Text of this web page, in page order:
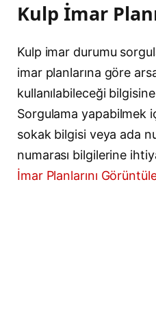
Kulp İmar
Kulp imar durumu
imar planlarına göre
kullanılabileceği
Sorgulama yapabilmek
sokak bilgisi veya ada
numarası bilgilerine
İmar Planlarını